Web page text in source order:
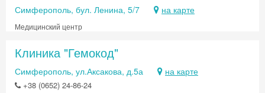
Симферополь, бул. Ленина, 5/7 на карте
Медицинский центр
Клиника "Гемокод"
Симферополь, ул.Аксакова, д.5а на карте
+38 (0652) 24-86-24